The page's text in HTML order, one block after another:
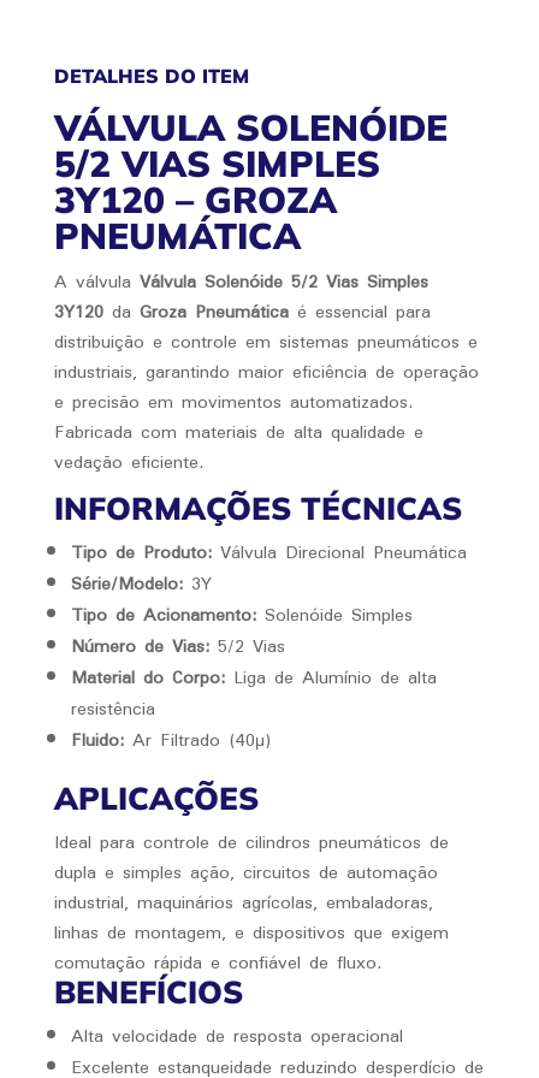
DETALHES DO ITEM
VÁLVULA SOLENÓIDE
5/2 VIAS SIMPLES
3Y120 – GROZA
PNEUMÁTICA
A válvula Válvula Solenóide 5/2 Vias Simples
3Y120da Groza Pneumáticaé essencial para
distribuição e controle em sistemas pneumáticos e
industriais, garantindo maior eficiência de operação
e precisão em movimentos automatizados.
Fabricada com materiais de alta qualidade e
vedação eficiente.
INFORMAÇÕES TÉCNICAS
Tipo de Produto:Válvula Direcional Pneumática
Série/Modelo:3Y
Tipo de Acionamento:Solenóide Simples
Número de Vias:5/2 Vias
Material do Corpo:Liga de Alumínio de alta
resistência
Fluido:Ar Filtrado (40μ)
APLICAÇÕES
Ideal para controle de cilindros pneumáticos de
dupla e simples ação, circuitos de automação
industrial, maquinários agrícolas, embaladoras,
linhas de montagem, e dispositivos que exigem
comutação rápida e confiável de fluxo.
BENEFÍCIOS
Alta velocidade de resposta operacional
Excelente estanqueidade reduzindo desperdício de